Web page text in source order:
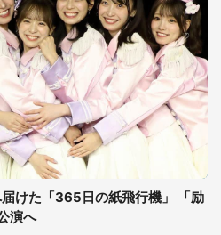
けた「365日の紙飛行機」 「励
演へ